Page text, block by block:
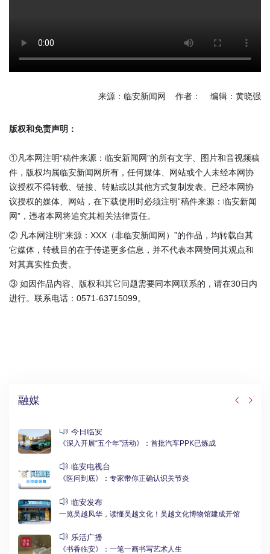
来源：临安新闻网 作者： 编辑：黄晓强
版权和免责声明：
①凡本网注明“稿件来源：临安新闻网”的所有文字、图片和音视频稿
件，版权均属临安新闻网所有，任何媒体、网站或个人未经本网协
议授权不得转载、链接、转贴或以其他方式复制发表。已经本网协
议授权的媒体、网站，在下载使用时必须注明“稿件来源：临安新闻
网”，违者本网将追究其相关法律责任。
② 凡本网注明“来源：XXX（非临安新闻网）”的作品，均转载自其
它媒体，转载目的在于传递更多信息，并不代表本网赞同其观点和
对其真实性负责。
③ 如因作品内容、版权和其它问题需要同本网联系的，请在30日内
进行。联系电话：0571-63715099。
融媒
今日临安
《深入开展“五个年”活动》：首批汽车PPK已炼成
临安电视台
《医问到底》：专家带你正确认识关节炎
临安发布
一览吴越风华，读懂吴越文化！吴越文化博物馆建成开馆
乐活广播
《书香临安》：一笔一画书写艺术人生